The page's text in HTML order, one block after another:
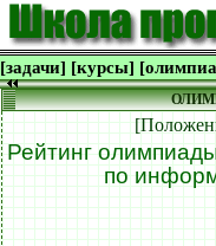
[задачи] [курсы]
Рейтинг
по